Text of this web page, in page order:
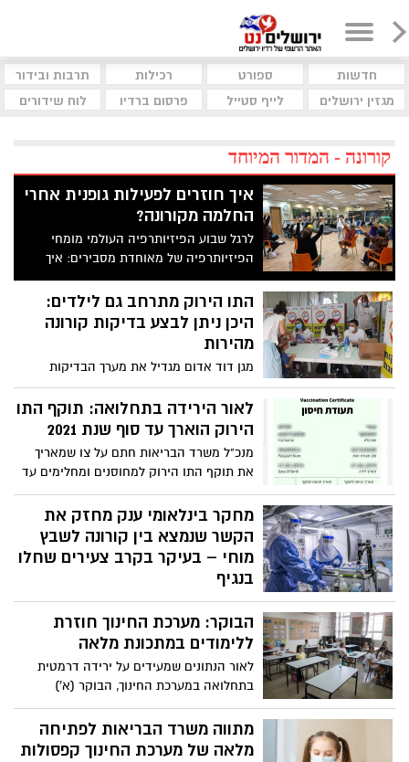
חדשות ספורט רכילות
תרבות ובידור
מגזין ירושלים
לייף סטייל פרסום ברדיו לוח שידורים
קורונה - המדור המיוחד
איך חוזרים לפעילות גופנית אחרי
החלמה מקורונה?
לרגל שבוע הפיזיותרפיה העולמי מומחי
הפיזיותרפיה של מאוחדת מסבירים: איך
חוזרים לפעילות גופנית אחרי החלמה
מקורונה
התו הירוק מתרחב גם לילדים:
היכן ניתן לבצע בדיקות קורונה
מהירות
מגן דוד אדום מגדיל את מערך הבדיקות
המהירות ברחבי הארץ ויפעיל כ-150 עמדות
בדיקה. להלן רשימת העמדות בירושלים
לאור הירידה בתחלואה: תוקף התו
הירוק הוארך עד סוף שנת 2021
מנכ"ל משרד הבריאות חתם על צו שמאריך
את תוקף התו הירוק למחוסנים ומחלימים עד
לדצמבר 2021
מחקר בינלאומי ענק מחזק את
הקשר שנמצא בין קורונה לשבץ
מוחי – בעיקר בקרב צעירים שחלו
בנגיף
במחקר, בו השתתפו חוקרים מישראל, ארה"ב,
קנדה, אוסטרליה, מצרים, איראן, לבנון ואיחוד
האמירויות, ועוד נמצאו בעיקר חסימות של כלי
דם גדולים במוחם של הנבדקים הצעירים. את
הצד הישראלי ייצג הנוירולוג והחוקר פרופ'
הבוקר: מערכת החינוך חוזרת
ללימודים במתכונת מלאה
לאור הנתונים שמעידים על ירידה דרמטית
בתחלואה במערכת החינוך, הבוקר (א')
התלמידים חוזרים ללימודים מלאים; פטור
מעטיית מסכה במרחב הפתוח
מתווה משרד הבריאות לפתיחה
מלאה של מערכת החינוך קפסולות